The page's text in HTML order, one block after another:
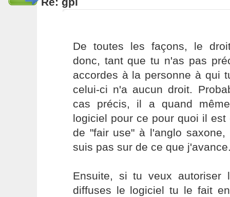
De toutes les façons, le
donc, tant que tu n'as pas
accordes à la personne à qui
celui-ci n'a aucun droit.
cas précis, il a quand
logiciel pour ce pour quoi il
de "fair use" à l'anglo
suis pas sur de ce que
Ensuite, si tu veux autoriser
diffuses le logiciel tu le fait